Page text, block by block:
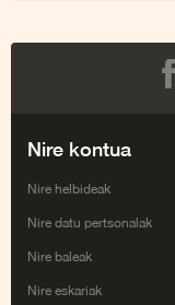
Nire kontua
Nire helbideak
Nire datu pertsonalak
Nire baleak
Nire eskariak